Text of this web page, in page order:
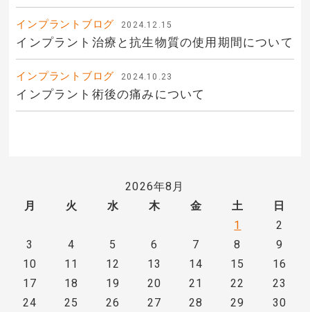
インプラントブログ 2024.12.15
インプラント治療と抗生物質の使用期間について
インプラントブログ 2024.10.23
インプラント術後の痛みについて
2026年8月
月
火 水 木 金 土
日
1
2
3
4 5 6 7 8
9
10
11 12 13 14 15
16
17
18 19 20 21 22
23
24
25 26 27 28 29
30